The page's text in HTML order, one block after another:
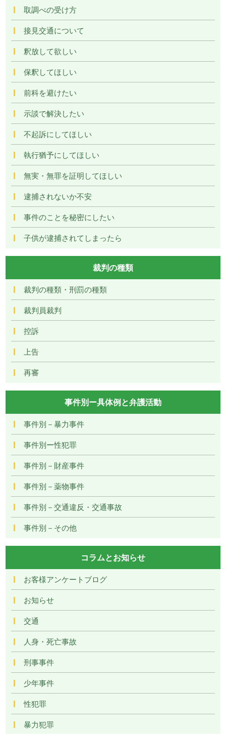
取調べの受け方
接見交通について
釈放して欲しい
保釈してほしい
前科を避けたい
示談で解決したい
不起訴にしてほしい
執行猶予にしてほしい
無実・無罪を証明してほしい
逮捕されないか不安
事件のことを秘密にしたい
子供が逮捕されてしまったら
裁判の種類
裁判の種類・刑罰の種類
裁判員裁判
控訴
上告
再審
事件別ー具体例と弁護活動
事件別－暴力事件
事件別ー性犯罪
事件別－財産事件
事件別－薬物事件
事件別－交通違反・交通事故
事件別－その他
コラムとお知らせ
お客様アンケートブログ
お知らせ
交通
人身・死亡事故
刑事事件
少年事件
性犯罪
暴力犯罪